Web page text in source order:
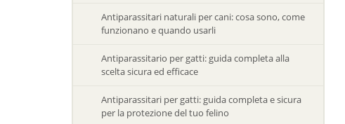
Antiparassitari naturali per cani: cosa sono, come
funzionano e quando usarli
Antiparassitario per gatti: guida completa alla
scelta sicura ed efficace
Antiparassitari per gatti: guida completa e sicura
per la protezione del tuo felino